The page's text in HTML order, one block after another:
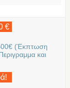
€
(Έκπτωση
και